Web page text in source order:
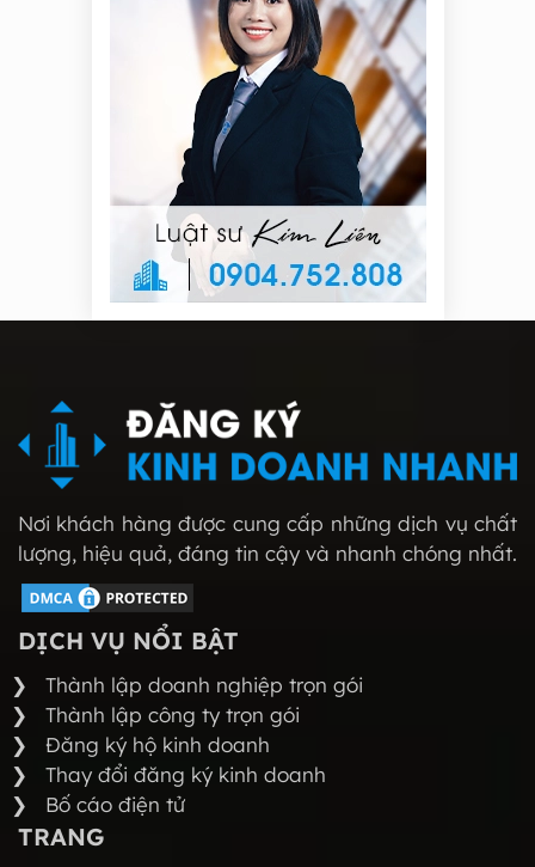
Nơi khách hàng được cung cấp những dịch vụ chất
lượng, hiệu quả, đáng tin cậy và nhanh chóng nhất.
DỊCH VỤ NỔI BẬT
Thành lập doanh nghiệp trọn gói
Thành lập công ty trọn gói
Đăng ký hộ kinh doanh
Thay đổi đăng ký kinh doanh
Bố cáo điện tử
TRANG